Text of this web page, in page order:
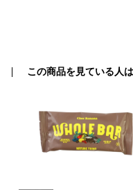
この商品を見ている人